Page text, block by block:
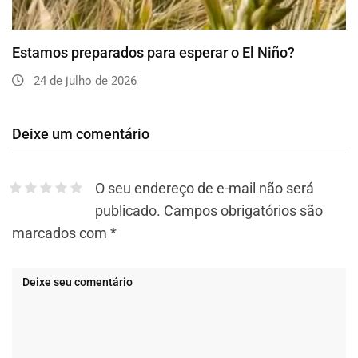
Estamos preparados para esperar o El Niño?
24 de julho de 2026
Deixe um comentário
O seu endereço de e-mail não será
publicado. Campos obrigatórios são
marcados com *